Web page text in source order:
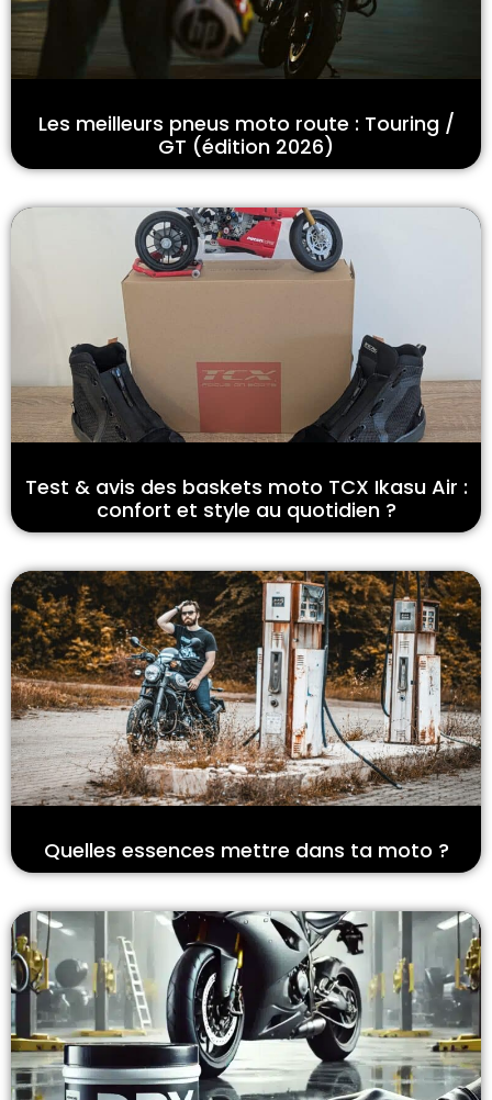
Les meilleurs pneus moto route : Touring /
GT (édition 2026)
Test & avis des baskets moto TCX Ikasu Air :
confort et style au quotidien ?
Quelles essences mettre dans ta moto ?